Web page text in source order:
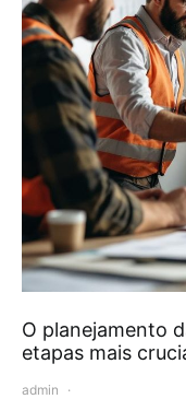
O planejamento
etapas mais
admin